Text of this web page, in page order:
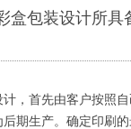
盒包装设计所具
，首先由客户按照
期生产。确定印刷